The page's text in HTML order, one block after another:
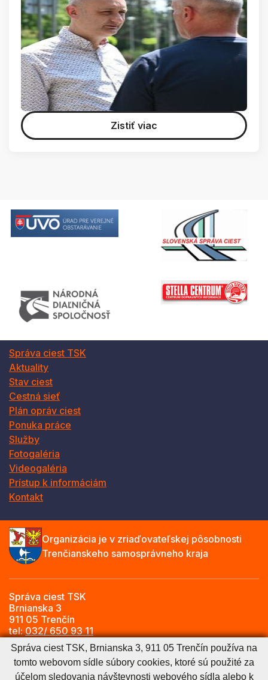
Zistiť viac
Správa ciest TSK
Aktuality
Stav ciest
Cestná sieť
Plán opráv ciest
Ponuka práce
Služby
Fotogaléria
Videogaléria
Prístup k informáciám
Kontakt
Organizácia je v zriaďovateľskej pôsobnosti
Trenčianskeho samosprávneho kraja
Správa ciest TSK
Brnianska 3
911 05 Trenčín
tel:032/ 650 93 11
e-mail:
info@sctsk.sk
Správa ciest TSK, Brnianska 3, 911 05 Trenčín používa na
tomto webovom sídle súbory cookies, ktoré sú použité za
účelom sledovania návštevnosti webového sídla alebo k